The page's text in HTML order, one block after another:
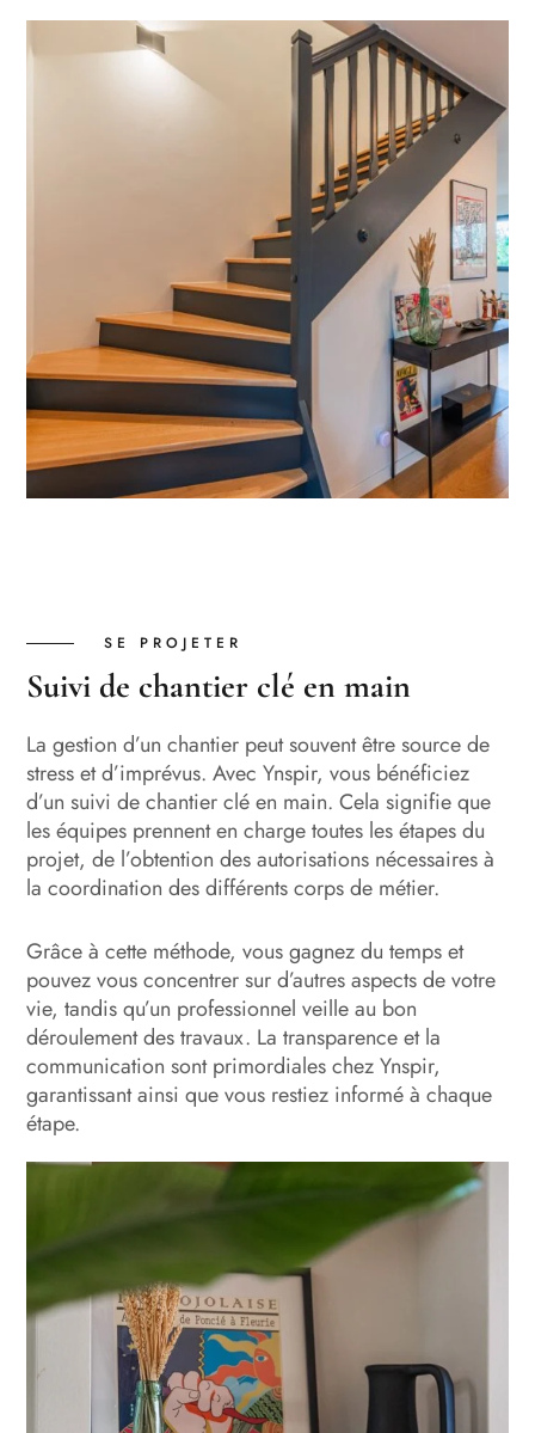
SE PROJETER
Suivi de chantier clé en main
La gestion d’un chantier peut souvent être source de
stress et d’imprévus. Avec Ynspir, vous bénéficiez
d’un suivi de chantier clé en main. Cela signifie que
les équipes prennent en charge toutes les étapes du
projet, de l’obtention des autorisations nécessaires à
la coordination des différents corps de métier.
Grâce à cette méthode, vous gagnez du temps et
pouvez vous concentrer sur d’autres aspects de votre
vie, tandis qu’un professionnel veille au bon
déroulement des travaux. La transparence et la
communication sont primordiales chez Ynspir,
garantissant ainsi que vous restiez informé à chaque
étape.